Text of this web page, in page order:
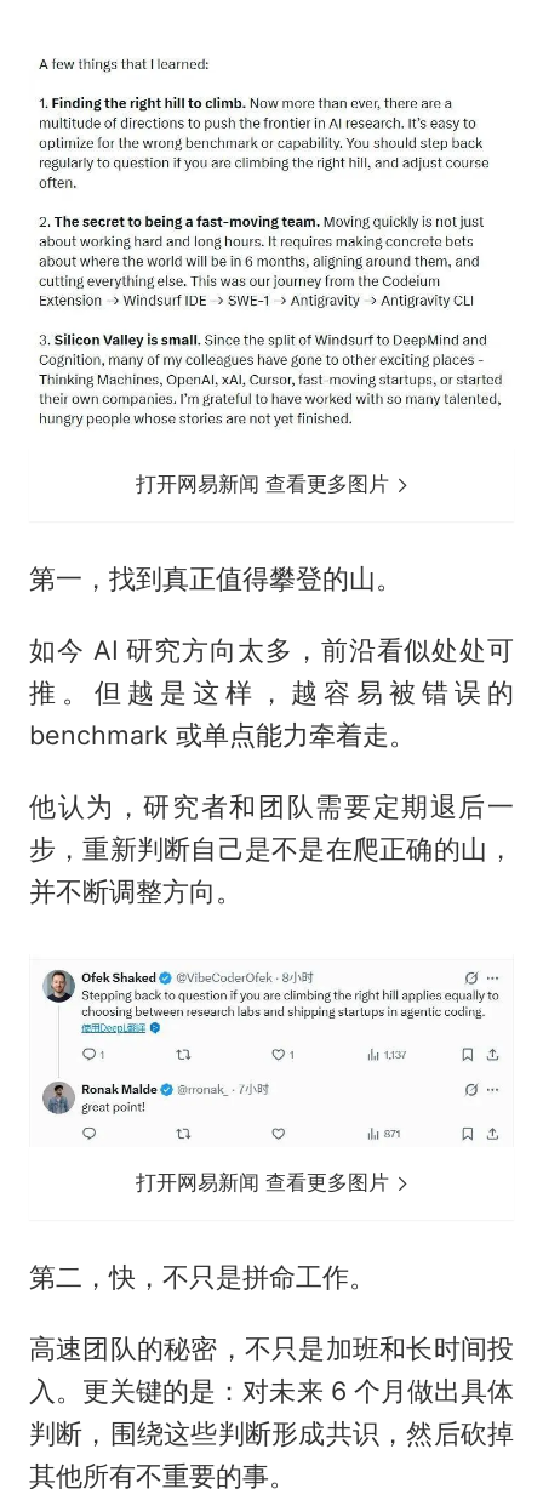
打开网易新闻 查看更多图片
第一，找到真正值得攀登的山。
如今 AI 研究方向太多，前沿看似处处可
推。但越是这样，越容易被错误的
benchmark 或单点能力牵着走。
他认为，研究者和团队需要定期退后一
步，重新判断自己是不是在爬正确的山，
并不断调整方向。
打开网易新闻 查看更多图片
第二，快，不只是拼命工作。
高速团队的秘密，不只是加班和长时间投
入。更关键的是：对未来 6 个月做出具体
判断，围绕这些判断形成共识，然后砍掉
其他所有不重要的事。